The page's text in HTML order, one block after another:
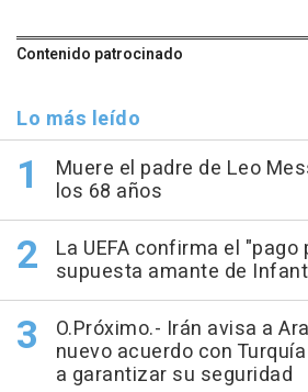
Contenido patrocinado
Lo más leído
Muere el padre de Leo
los 68 años
La UEFA confirma el "pago
supuesta amante de
O.Próximo.- Irán avisa a
nuevo acuerdo con
a garantizar su seguridad